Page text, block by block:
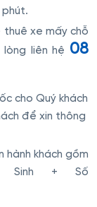
phút.
thuê xe mấy chỗ
liên hệ 08
cho Quý khách
để xin thông
hành khách gồm
Sinh + Số